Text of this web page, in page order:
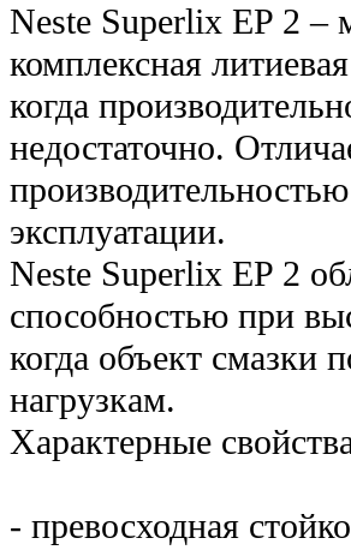
Neste Superlix EP 2 –
комплексная
когда
недостаточно.
эксплуатации.
Neste Superlix EP 2
способностью при
когда объект смазки
нагрузкам.
Характерные
- превосходная